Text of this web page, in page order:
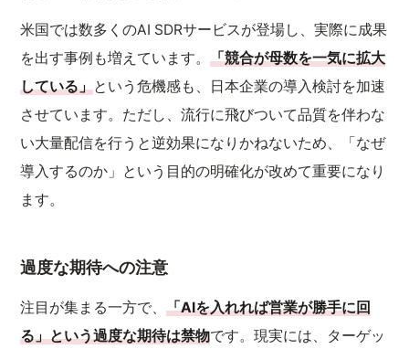
米国では数多くのAI SDRサービスが登場し、実際に成果
を出す事例も増えています。「競合が母数を一気に拡大
している」という危機感も、日本企業の導入検討を加速
させています。ただし、流行に飛びついて品質を伴わな
い大量配信を行うと逆効果になりかねないため、「なぜ
導入するのか」という目的の明確化が改めて重要になり
ます。
過度な期待への注意
注目が集まる一方で、「AIを入れれば営業が勝手に回
る」という過度な期待は禁物です。現実には、ターゲッ